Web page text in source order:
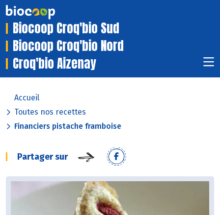
Biocoop Croq'bio Sud
Biocoop Croq'bio Nord
Croq'bio Aizenay
Accueil
Toutes nos recettes
Financiers pistache framboise
Partager sur